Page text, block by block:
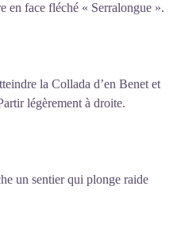
en face fléché « Serralongue ».
la Collada d’en Benet et
légèrement à droite.
un sentier qui plonge raide